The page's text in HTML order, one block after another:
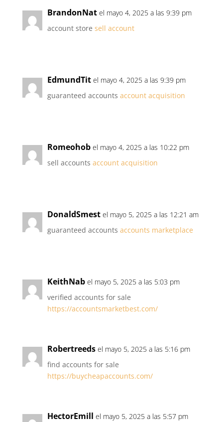
BrandonNat el mayo 4, 2025 a las 9:39 pm
account store sell account
EdmundTit el mayo 4, 2025 a las 9:39 pm
guaranteed accounts account acquisition
Romeohob el mayo 4, 2025 a las 10:22 pm
sell accounts account acquisition
DonaldSmest el mayo 5, 2025 a las 12:21 am
guaranteed accounts accounts marketplace
KeithNab el mayo 5, 2025 a las 5:03 pm
verified accounts for sale
https://accountsmarketbest.com/
Robertreeds el mayo 5, 2025 a las 5:16 pm
find accounts for sale
https://buycheapaccounts.com/
HectorEmill el mayo 5, 2025 a las 5:57 pm